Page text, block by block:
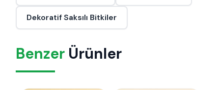
Dekoratif Saksılı Bitkiler
Benzer Ürünler